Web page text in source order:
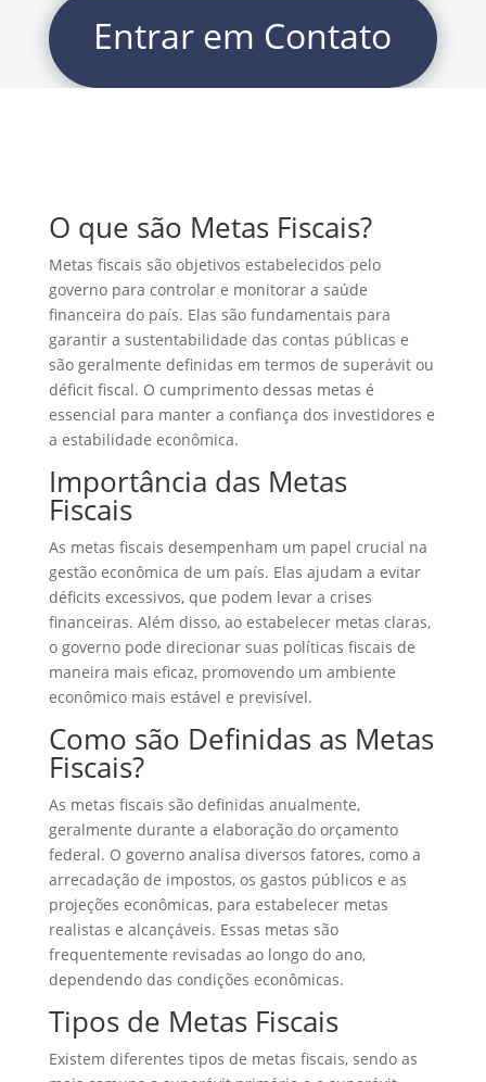
Entrar em Contato
O que são Metas Fiscais?
Metas fiscais são objetivos estabelecidos pelo
governo para controlar e monitorar a saúde
financeira do país. Elas são fundamentais para
garantir a sustentabilidade das contas públicas e
são geralmente definidas em termos de superávit ou
déficit fiscal. O cumprimento dessas metas é
essencial para manter a confiança dos investidores e
a estabilidade econômica.
Importância das Metas
Fiscais
As metas fiscais desempenham um papel crucial na
gestão econômica de um país. Elas ajudam a evitar
déficits excessivos, que podem levar a crises
financeiras. Além disso, ao estabelecer metas claras,
o governo pode direcionar suas políticas fiscais de
maneira mais eficaz, promovendo um ambiente
econômico mais estável e previsível.
Como são Definidas as Metas
Fiscais?
As metas fiscais são definidas anualmente,
geralmente durante a elaboração do orçamento
federal. O governo analisa diversos fatores, como a
arrecadação de impostos, os gastos públicos e as
projeções econômicas, para estabelecer metas
realistas e alcançáveis. Essas metas são
frequentemente revisadas ao longo do ano,
dependendo das condições econômicas.
Tipos de Metas Fiscais
Existem diferentes tipos de metas fiscais, sendo as